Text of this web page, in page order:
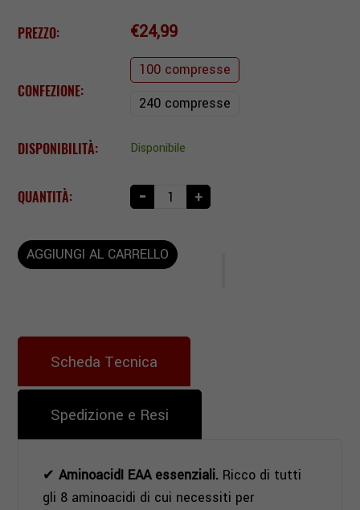
PREZZO: €24,99
CONFEZIONE:
100 compresse
240 compresse
DISPONIBILITÀ: Disponibile
QUANTITÀ: - +
AGGIUNGI AL CARRELLO
Scheda Tecnica
Spedizione e Resi
✔AminoacidI EAA essenziali. Ricco di tutti
gli 8 aminoacidi di cui necessiti per